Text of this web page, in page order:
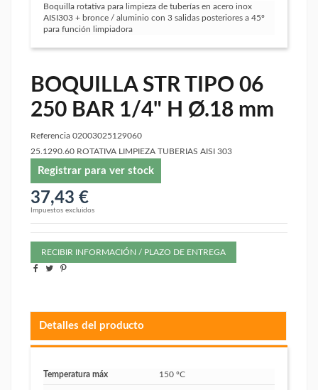
Boquilla rotativa para limpieza de tuberías en acero inox
AISI303 + bronce / aluminio con 3 salidas posteriores a 45º
para función limpiadora
BOQUILLA STR TIPO 06
250 BAR 1/4" H Ø.18 mm
Referencia 02003025129060
25.1290.60 ROTATIVA LIMPIEZA TUBERIAS AISI 303
Registrar para ver stock
37,43 €
Impuestos excluidos
RECIBIR INFORMACIÓN / PLAZO DE ENTREGA
Detalles del producto
Temperatura máx 150 ºC